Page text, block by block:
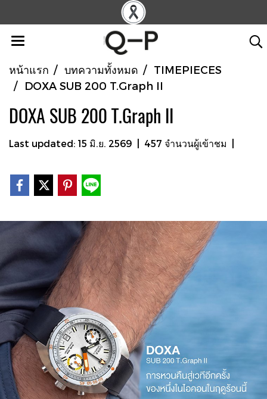
หน้าแรก บทความทั้งหมด
TIMEPIECES
DOXA SUB 200 T.Graph II
DOXA SUB 200 T.Graph II
Last updated: 15 มิ.ย. 2569 457 จำนวนผู้เข้าชม